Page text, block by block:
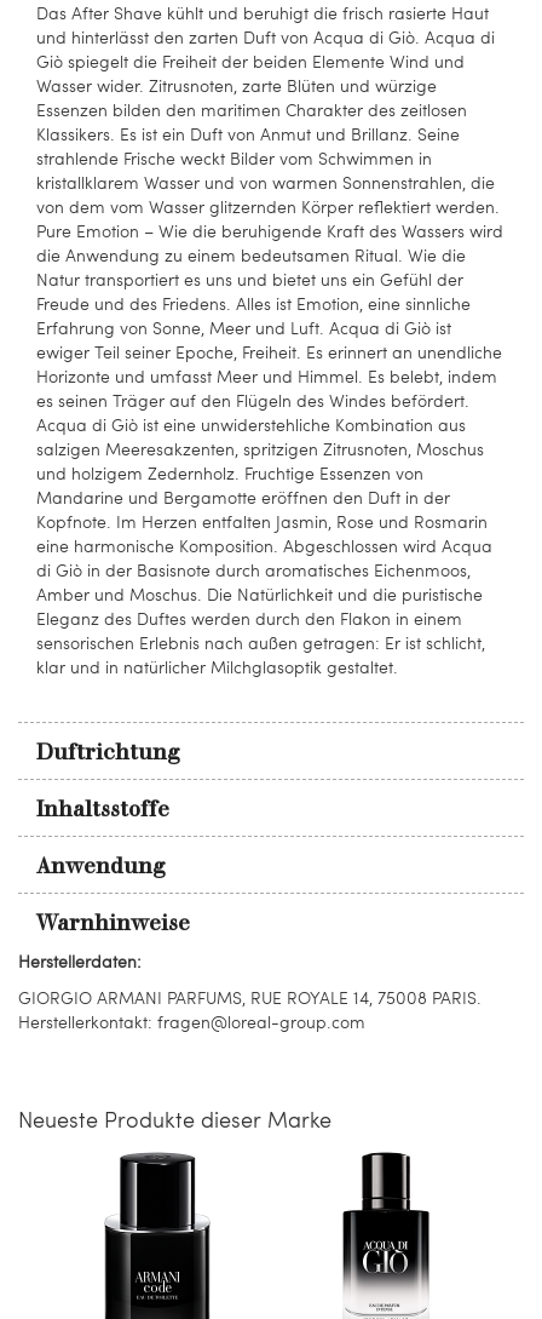
Das After Shave kühlt und beruhigt die frisch rasierte Haut
und hinterlässt den zarten Duft von Acqua di Giò. Acqua di
Giò spiegelt die Freiheit der beiden Elemente Wind und
Wasser wider. Zitrusnoten, zarte Blüten und würzige
Essenzen bilden den maritimen Charakter des zeitlosen
Klassikers. Es ist ein Duft von Anmut und Brillanz. Seine
strahlende Frische weckt Bilder vom Schwimmen in
kristallklarem Wasser und von warmen Sonnenstrahlen, die
von dem vom Wasser glitzernden Körper reflektiert werden.
Pure Emotion – Wie die beruhigende Kraft des Wassers wird
die Anwendung zu einem bedeutsamen Ritual. Wie die
Natur transportiert es uns und bietet uns ein Gefühl der
Freude und des Friedens. Alles ist Emotion, eine sinnliche
Erfahrung von Sonne, Meer und Luft. Acqua di Giò ist
ewiger Teil seiner Epoche, Freiheit. Es erinnert an unendliche
Horizonte und umfasst Meer und Himmel. Es belebt, indem
es seinen Träger auf den Flügeln des Windes befördert.
Acqua di Giò ist eine unwiderstehliche Kombination aus
salzigen Meeresakzenten, spritzigen Zitrusnoten, Moschus
und holzigem Zedernholz. Fruchtige Essenzen von
Mandarine und Bergamotte eröffnen den Duft in der
Kopfnote. Im Herzen entfalten Jasmin, Rose und Rosmarin
eine harmonische Komposition. Abgeschlossen wird Acqua
di Giò in der Basisnote durch aromatisches Eichenmoos,
Amber und Moschus. Die Natürlichkeit und die puristische
Eleganz des Duftes werden durch den Flakon in einem
sensorischen Erlebnis nach außen getragen: Er ist schlicht,
klar und in natürlicher Milchglasoptik gestaltet.
Duftrichtung
Inhaltsstoffe
Anwendung
Warnhinweise
Herstellerdaten:
GIORGIO ARMANI PARFUMS, RUE ROYALE 14, 75008 PARIS.
Herstellerkontakt: fragen@loreal-group.com
Neueste Produkte dieser Marke